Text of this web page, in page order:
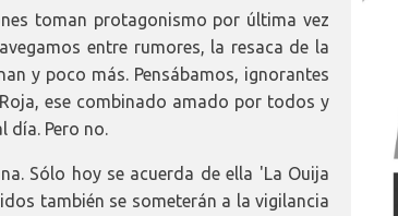
toman protagonismo por última vez
entre rumores, la resaca de la
y poco más. Pensábamos, ignorantes
ese combinado amado por todos y
día. Pero no.
Sólo hoy se acuerda de ella 'La Ouija
también se someterán a la vigilancia